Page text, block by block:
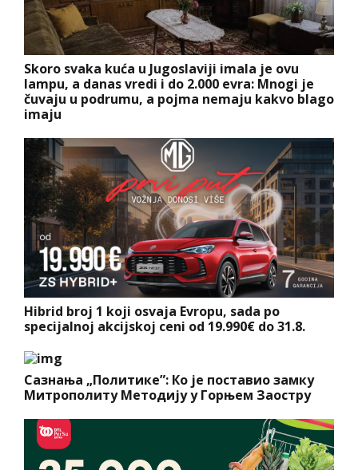
Skoro svaka kuća u Jugoslaviji imala je ovu
lampu, a danas vredi i do 2.000 evra: Mnogi je
čuvaju u podrumu, a pojma nemaju kakvo blago
imaju
Hibrid broj 1 koji osvaja Evropu, sada po
specijalnoj akcijskoj ceni od 19.990€ do 31.8.
Сазнања „Политике”: Ко је поставио замку
Митрополиту Методију у Горњем Заостру